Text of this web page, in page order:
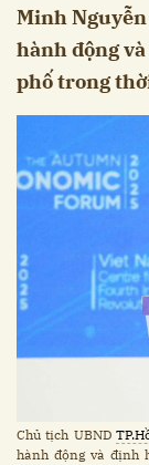
Minh
hành động
phố trong
Chủ tịch UBND
hành động và định